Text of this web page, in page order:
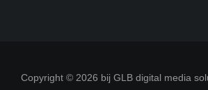
Copyright © 2026 bij GLB digital media